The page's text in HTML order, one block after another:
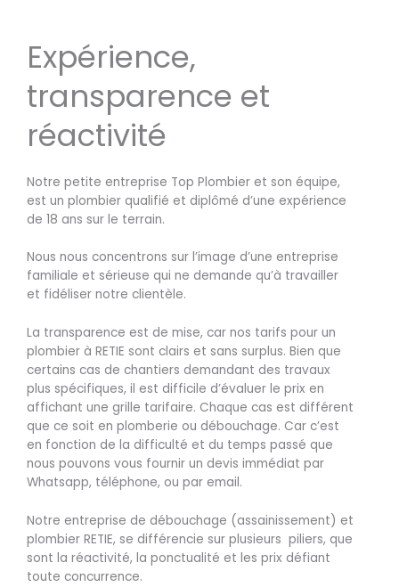
Expérience,
transparence et
réactivité
Notre petite entreprise Top Plombier et son équipe,
est un plombier qualifié et diplômé d’une expérience
de 18 ans sur le terrain.
Nous nous concentrons sur l’image d’une entreprise
familiale et sérieuse qui ne demande qu’à travailler
et fidéliser notre clientèle.
La transparence est de mise, car nos tarifs pour un
plombier à RETIE sont clairs et sans surplus. Bien que
certains cas de chantiers demandant des travaux
plus spécifiques, il est difficile d’évaluer le prix en
affichant une grille tarifaire. Chaque cas est différent
que ce soit en plomberie ou débouchage. Car c’est
en fonction de la difficulté et du temps passé que
nous pouvons vous fournir un devis immédiat par
Whatsapp, téléphone, ou par email.
Notre entreprise de débouchage (assainissement) et
plombier RETIE, se différencie sur plusieurs piliers, que
sont la réactivité, la ponctualité et les prix défiant
toute concurrence.